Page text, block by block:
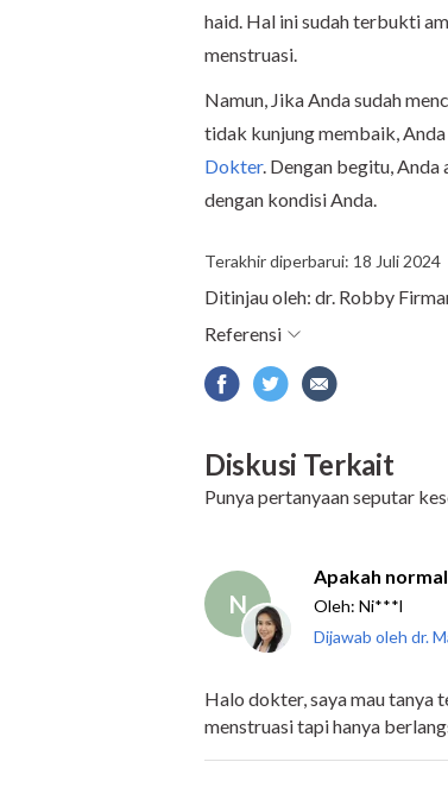
haid. Hal ini sudah terbukti
menstruasi.
Namun, Jika Anda sudah
tidak kunjung membaik,
Dokter. Dengan begitu, Anda
dengan kondisi Anda.
Terakhir diperbarui: 18 Juli 2024